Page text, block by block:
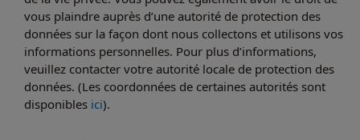
vous plaindre auprès d’une autorité de protection des
données sur la façon dont nous collectons et utilisons vos
informations personnelles. Pour plus d’informations,
veuillez contacter votre autorité locale de protection des
données. (Les coordonnées de certaines autorités sont
disponibles ici).